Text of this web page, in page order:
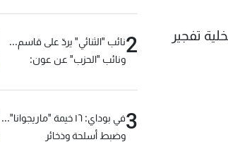
تفجير
2نائب "الثنائي" يردّ على قاسم...
ونائب "الحزب" عن عون:
3
في بوداي: ١٦ خيمة "ماريجوانا"...
وضبط أسلحة وذخائر